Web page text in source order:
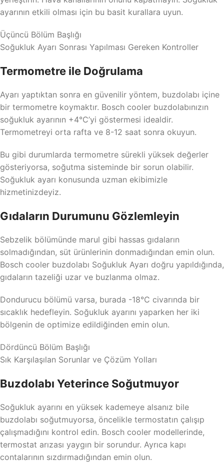
ayarının etkili olması için bu basit kurallara uyun.
Üçüncü Bölüm Başlığı
Soğukluk Ayarı Sonrası Yapılması Gereken Kontroller
Termometre ile Doğrulama
Ayarı yaptıktan sonra en güvenilir yöntem, buzdolabı içine
bir termometre koymaktır. Bosch cooler buzdolabınızın
soğukluk ayarının +4°C’yi göstermesi idealdir.
Termometreyi orta rafta ve 8-12 saat sonra okuyun.
Bu gibi durumlarda termometre sürekli yüksek değerler
gösteriyorsa, soğutma sisteminde bir sorun olabilir.
Soğukluk ayarı konusunda uzman ekibimizle
hizmetinizdeyiz.
Gıdaların Durumunu Gözlemleyin
Sebzelik bölümünde marul gibi hassas gıdaların
solmadığından, süt ürünlerinin donmadığından emin olun.
Bosch cooler buzdolabı Soğukluk Ayarı doğru yapıldığında,
gıdaların tazeliği uzar ve buzlanma olmaz.
Dondurucu bölümü varsa, burada -18°C civarında bir
sıcaklık hedefleyin. Soğukluk ayarını yaparken her iki
bölgenin de optimize edildiğinden emin olun.
Dördüncü Bölüm Başlığı
Sık Karşılaşılan Sorunlar ve Çözüm Yolları
Buzdolabı Yeterince Soğutmuyor
Soğukluk ayarını en yüksek kademeye alsanız bile
buzdolabı soğutmuyorsa, öncelikle termostatın çalışıp
çalışmadığını kontrol edin. Bosch cooler modellerinde,
termostat arızası yaygın bir sorundur. Ayrıca kapı
contalarının sızdırmadığından emin olun.